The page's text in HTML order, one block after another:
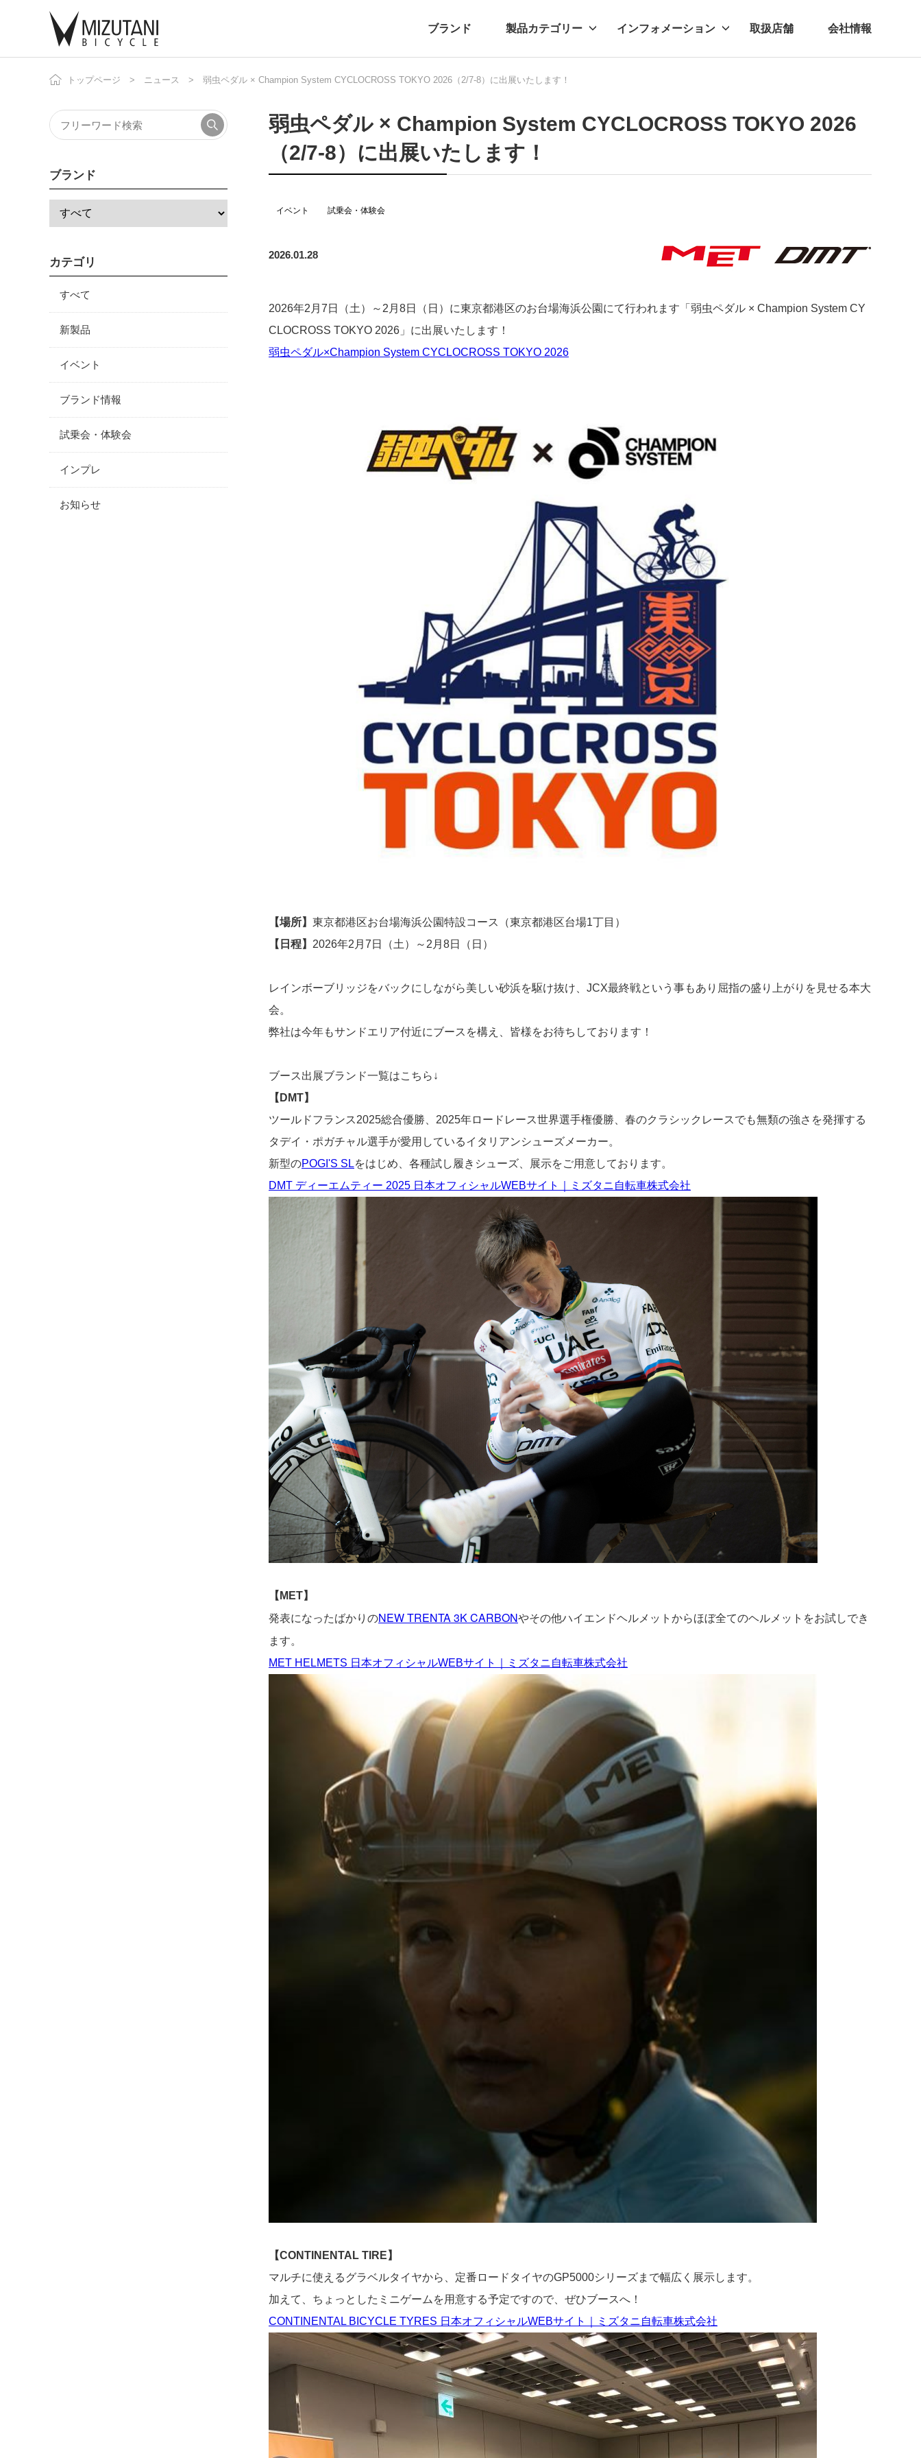
ブランド 製品カテゴリー
自転車 自転車パーツ アクセサリー
インフォメーション
ニュース プレスリリース ブログ
取扱店舗 会社情報
トップページ ニュース 弱虫ペダル × Champion System CYCLOCROSS TOKYO 2026（2/7-8）に出展いたします！
弱虫ペダル × Champion System CYCLOCROSS TOKYO 2026
（2/7-8）に出展いたします！
イベント 試乗会・体験会
2026.01.28
2026年2月7日（土）～2月8日（日）に東京都港区のお台場海浜公園にて行われます「弱虫ペダル × Champion System CY
CLOCROSS TOKYO 2026」に出展いたします！
弱虫ペダル×Champion System CYCLOCROSS TOKYO 2026
【場所】 東京都港区お台場海浜公園特設コース（東京都港区台場1丁目）
【日程】 2026年2月7日（土）～2月8日（日）
レインボーブリッジをバックにしながら美しい砂浜を駆け抜け、JCX最終戦という事もあり屈指の盛り上がりを見せる本大
会。
弊社は今年もサンドエリア付近にブースを構え、皆様をお待ちしております！
ブース出展ブランド一覧はこちら↓
【DMT】
ツールドフランス2025総合優勝、2025年ロードレース世界選手権優勝、春のクラシックレースでも無類の強さを発揮する
タデイ・ポガチャル選手が愛用しているイタリアンシューズメーカー。
新型のPOGI'S SLをはじめ、各種試し履きシューズ、展示をご用意しております。
DMT ディーエムティー 2025 日本オフィシャルWEBサイト｜ミズタニ自転車株式会社
【MET】
発表になったばかりのNEW TRENTA 3K CARBONやその他ハイエンドヘルメットからほぼ全てのヘルメットをお試しでき
ます。
MET HELMETS 日本オフィシャルWEBサイト｜ミズタニ自転車株式会社
【CONTINENTAL TIRE】
マルチに使えるグラベルタイヤから、定番ロードタイヤのGP5000シリーズまで幅広く展示します。
加えて、ちょっとしたミニゲームを用意する予定ですので、ぜひブースへ！
CONTINENTAL BICYCLE TYRES 日本オフィシャルWEBサイト｜ミズタニ自転車株式会社
ブランド
カテゴリ
すべて
新製品
イベント
ブランド情報
試乗会・体験会
インプレ
お知らせ